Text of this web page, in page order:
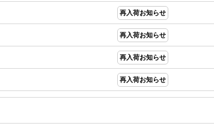
再入荷お知らせ
再入荷お知らせ
再入荷お知らせ
再入荷お知らせ